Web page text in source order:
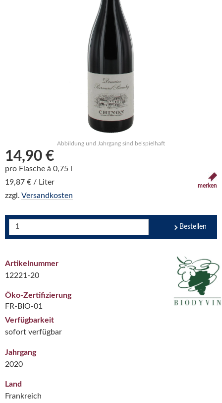
Abbildung und Jahrgang sind beispielhaft
14,90 €
pro Flasche à 0,75 l
19,87 € / Liter
zzgl. Versandkosten
merken
Bestellen
Artikelnummer
12221-20
Öko-Zertifizierung
FR-BIO-01
Verfügbarkeit
sofort verfügbar
Jahrgang
2020
Land
Frankreich